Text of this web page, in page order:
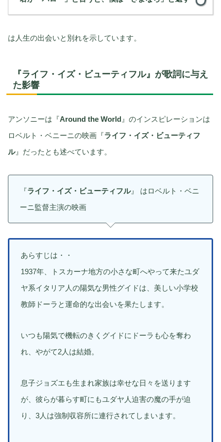
は人生の出会いと別れを示しています。
『ライフ・イズ・ビューティフル』が歌詞に与え
た影響
アンソニーは『Around the World 』のインスピレーションは
ロベルト・ベニーニの映画『ライフ・イズ・ビューティフ
ル』だったとも述べています。
『ライフ・イズ・ビューティフル』 はロベルト・ベニ
ーニ監督主演の映画
あらすじは・・
1937年、トスカーナ地方の小さな町へやって来たユダ
ヤ系イタリア人の陽気な男性グイドは、美しい小学校
教師ドーラと運命的な出会いを果たします。
いつも陽気で機転のきくグイドにドーラも心を奪わ
れ、やがて2人は結婚。
息子ジョズエも生まれ家族は幸せな日々を送ります
が、彼らが暮らす町にもユダヤ人迫害の魔の手が迫
り、3人は強制収容所に連行されてしまいます。